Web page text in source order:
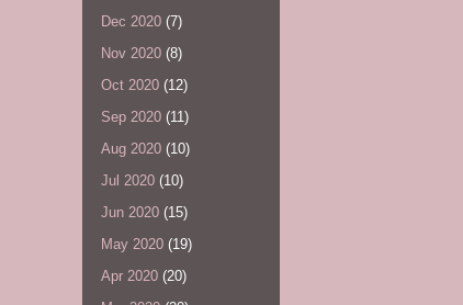
Dec 2020 (7)
Nov 2020 (8)
Oct 2020 (12)
Sep 2020 (11)
Aug 2020 (10)
Jul 2020 (10)
Jun 2020 (15)
May 2020 (19)
Apr 2020 (20)